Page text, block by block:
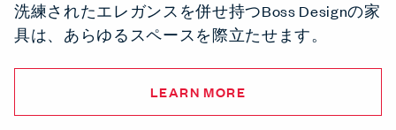
洗練されたエレガンスを併せ持つBoss Designの家
具は、あらゆるスペースを際立たせます。
LEARN MORE